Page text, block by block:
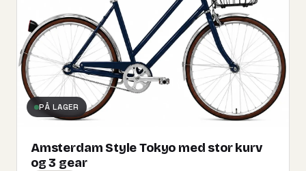
PÅ LAGER
Amsterdam Style Tokyo med stor kurv
og 3 gear